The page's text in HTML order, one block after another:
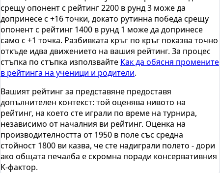
срещу опонент с рейтинг 2200 в рунд 3 може да
допринесе с +16 точки, докато рутинна победа срещу
опонент с рейтинг 1400 в рунд 1 може да допринесе
само с +1 точка. Разбивката кръг по кръг показва точно
откъде идва движението на вашия рейтинг. За процес
стъпка по стъпка използвайте Как да обясня промените
в рейтинга на ученици и родители.
Вашият рейтинг за представяне предоставя
допълнителен контекст: той оценява нивото на
рейтинг, на което сте играли по време на турнира,
независимо от началния ви рейтинг. Оценка на
производителността от 1950 в поле със средна
стойност 1800 ви казва, че сте надиграли полето - дори
ако общата печалба е скромна поради консервативния
K-фактор.